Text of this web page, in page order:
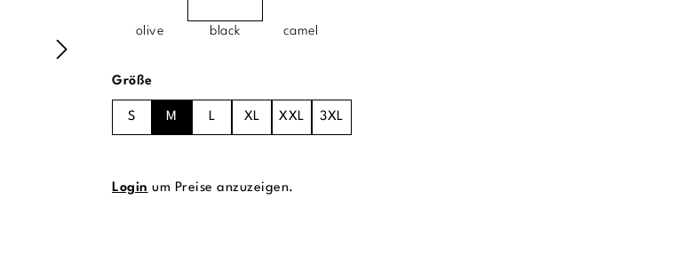
olive black camel
Größeauswählen
S M L XL XXL 3XL
Login um Preise anzuzeigen.